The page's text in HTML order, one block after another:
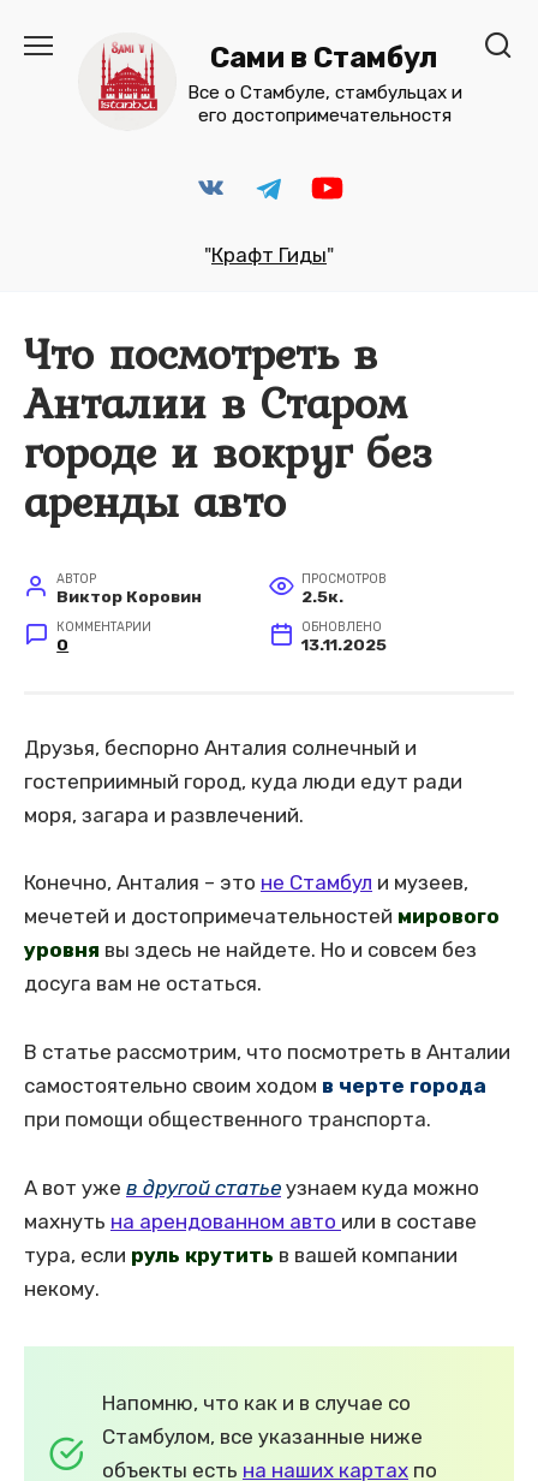
содержанию
Сами в Стамбул
Все о Стамбуле, стамбульцах и
его достопримечательностя
"Крафт Гиды"
Что посмотреть в
Анталии в Старом
городе и вокруг без
аренды авто
АВТОР
Виктор Коровин
ПРОСМОТРОВ
2.5к.
КОММЕНТАРИИ
0
ОБНОВЛЕНО
13.11.2025
Друзья, беcпорно Анталия солнечный и
гостеприимный город, куда люди едут ради
моря, загара и развлечений.
Конечно, Анталия – это не Стамбул и музеев,
мечетей и достопримечательностей мирового
уровня вы здесь не найдете. Но и совсем без
досуга вам не остаться.
В статье рассмотрим, что посмотреть в Анталии
самостоятельно своим ходом в черте города
при помощи общественного транспорта.
А вот уже в другой статье узнаем куда можно
махнуть на арендованном авто или в составе
тура, если руль крутить в вашей компании
некому.
Напомню, что как и в случае со
Стамбулом, все указанные ниже
объекты есть на наших картах по